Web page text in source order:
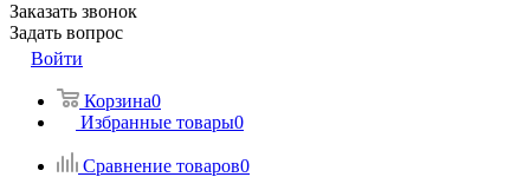
Заказать звонок
Задать вопрос
Войти
Корзина0
Избранные товары0
Сравнение товаров0